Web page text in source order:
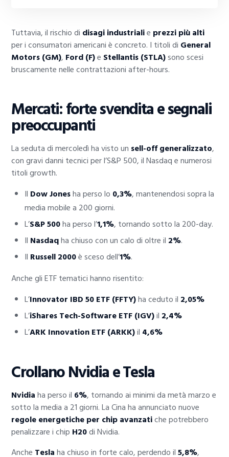
Tuttavia, il rischio di disagi industrialie prezzi più alti
per i consumatori americani è concreto. I titoli di General
Motors (GM), Ford (F)e Stellantis (STLA)sono scesi
bruscamente nelle contrattazioni after-hours.
Mercati: forte svendita e segnali
preoccupanti
La seduta di mercoledì ha visto un sell-off generalizzato,
con gravi danni tecnici per l’S&P 500, il Nasdaq e numerosi
titoli growth.
Il Dow Jonesha perso lo 0,3%, mantenendosi sopra la
media mobile a 200 giorni.
L’S&P 500ha perso l’1,1%, tornando sotto la 200-day.
Il Nasdaqha chiuso con un calo di oltre il 2%.
Il Russell 2000è sceso dell’1%.
Anche gli ETF tematici hanno risentito:
L’Innovator IBD 50 ETF (FFTY)ha ceduto il 2,05%
L’iShares Tech-Software ETF (IGV)il 2,4%
L’ARK Innovation ETF (ARKK)il 4,6%
Crollano Nvidia e Tesla
Nvidiaha perso il 6%, tornando ai minimi da metà marzo e
sotto la media a 21 giorni. La Cina ha annunciato nuove
regole energetiche per chip avanzatiche potrebbero
penalizzare i chip H20di Nvidia.
Anche Teslaha chiuso in forte calo, perdendo il5,8%,